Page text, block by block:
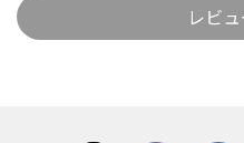
レビ